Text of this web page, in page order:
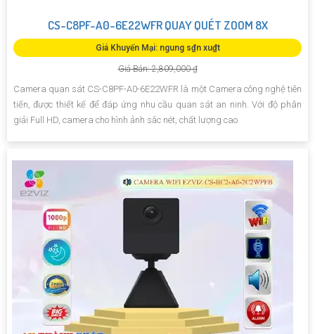
CS-C8PF-A0-6E22WFR QUAY QUÉT ZOOM 8X
Giá Khuyến Mại: ngung s₫n xu₫t
Giá Bán: 2,809,000 ₫
Camera quan sát CS-C8PF-A0-6E22WFR là một Camera công nghệ tiên
tiến, được thiết kế để đáp ứng nhu cầu quan sát an ninh. Với độ phân
giải Full HD, camera cho hình ảnh sắc nét, chất lượng cao